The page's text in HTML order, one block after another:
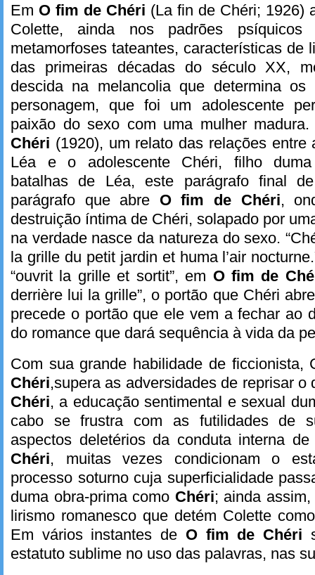
Em O fim de Chéri (La fin de Chéri; 1926)
Colette, ainda nos padrões
metamorfoses tateantes, características de
das primeiras décadas do século XX,
descida na melancolia que determina
personagem, que foi um adolescente
paixão do sexo com uma mulher
Chéri (1920), um relato das relações entre
Léa e o adolescente Chéri, filho duma
batalhas de Léa, este parágrafo final
parágrafo que abre O fim de Chéri,
destruição íntima de Chéri, solapado por
na verdade nasce da natureza do sexo.
la grille du petit jardin et huma l’air
“ouvrit la grille et sortit”, em O fim de
derrière lui la grille”, o portão que Chéri
precede o portão que ele vem a fechar ao
do romance que dará sequência à vida da
Com sua grande habilidade de ficcionista,
Chéri,supera as adversidades de reprisar o
Chéri, a educação sentimental e sexual
cabo se frustra com as futilidades de
aspectos deletérios da conduta interna
Chéri, muitas vezes condicionam o
processo soturno cuja superficialidade
duma obra-prima como Chéri; ainda
lirismo romanesco que detém Colette
Em vários instantes de O fim de Chéri
estatuto sublime no uso das palavras, nas